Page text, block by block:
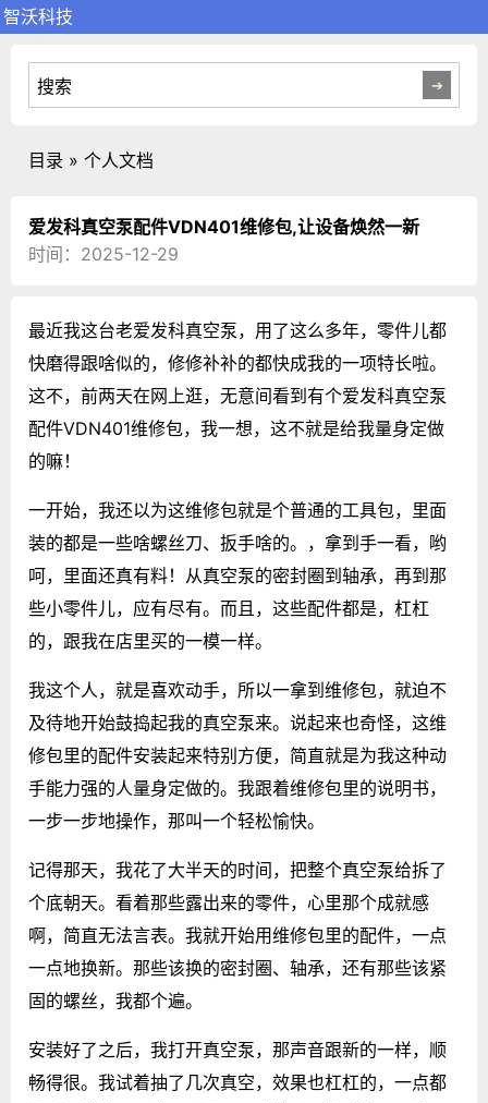
智沃科技
目录 » 个人文档
爱发科真空泵配件VDN401维修包,让设备焕然一新
时间：2025-12-29
最近我这台老爱发科真空泵，用了这么多年，零件儿都
快磨得跟啥似的，修修补补的都快成我的一项特长啦。
这不，前两天在网上逛，无意间看到有个爱发科真空泵
配件VDN401维修包，我一想，这不就是给我量身定做
的嘛！
一开始，我还以为这维修包就是个普通的工具包，里面
装的都是一些啥螺丝刀、扳手啥的。，拿到手一看，哟
呵，里面还真有料！从真空泵的密封圈到轴承，再到那
些小零件儿，应有尽有。而且，这些配件都是，杠杠
的，跟我在店里买的一模一样。
我这个人，就是喜欢动手，所以一拿到维修包，就迫不
及待地开始鼓捣起我的真空泵来。说起来也奇怪，这维
修包里的配件安装起来特别方便，简直就是为我这种动
手能力强的人量身定做的。我跟着维修包里的说明书，
一步一步地操作，那叫一个轻松愉快。
记得那天，我花了大半天的时间，把整个真空泵给拆了
个底朝天。看着那些露出来的零件，心里那个成就感
啊，简直无法言表。我就开始用维修包里的配件，一点
一点地换新。那些该换的密封圈、轴承，还有那些该紧
固的螺丝，我都个遍。
安装好了之后，我打开真空泵，那声音跟新的一样，顺
畅得很。我试着抽了几次真空，效果也杠杠的，一点都